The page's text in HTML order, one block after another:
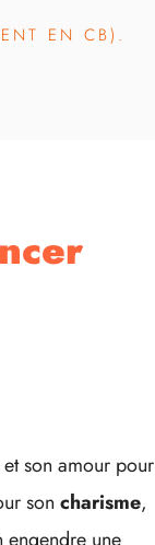
EN CB).
et son amour pour
son charisme,